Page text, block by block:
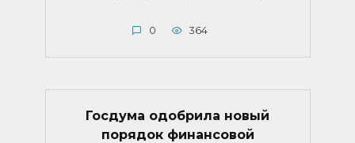
0 364
Госдума одобрила новый
порядок финансовой